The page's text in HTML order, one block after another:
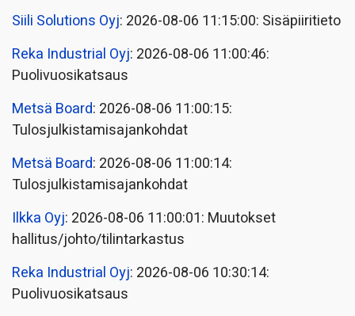
Siili Solutions Oyj: 2026-08-06 11:15:00: Sisäpiiritieto
Reka Industrial Oyj: 2026-08-06 11:00:46:
Puolivuosikatsaus
Metsä Board: 2026-08-06 11:00:15:
Tulosjulkistamisajankohdat
Metsä Board: 2026-08-06 11:00:14:
Tulosjulkistamisajankohdat
Ilkka Oyj: 2026-08-06 11:00:01: Muutokset
hallitus/johto/tilintarkastus
Reka Industrial Oyj: 2026-08-06 10:30:14:
Puolivuosikatsaus